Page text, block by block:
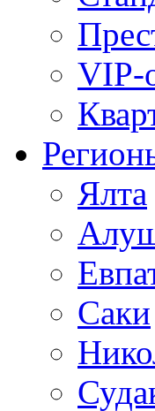
VIP-
Ялта
Саки